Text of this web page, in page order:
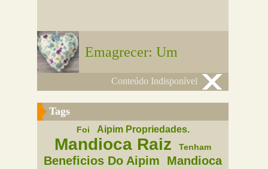
Emagrecer: Um
Conteúdo Indisponível
Tags
Foi Aipim Propriedades.
Mandioca Raiz Tenham
Beneficios Do Aipim Mandioca